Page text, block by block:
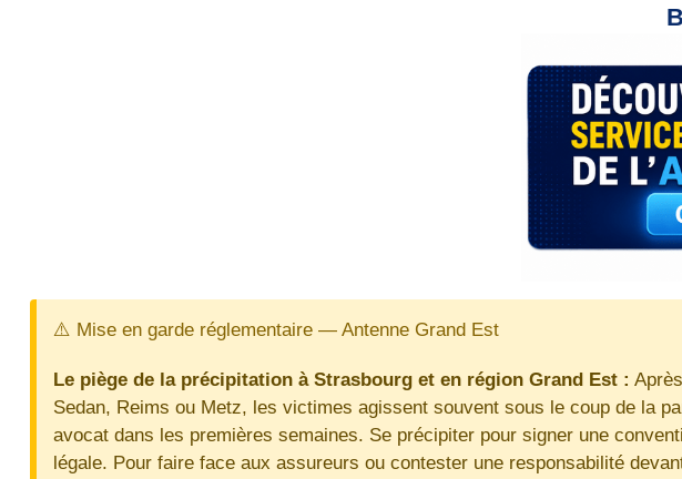
⚠️ Mise en garde réglementaire — Antenne Grand Est
Le piège de la précipitation à Strasbourg et en région Grand Est :
Sedan, Reims ou Metz, les victimes agissent souvent sous le coup de la
avocat dans les premières semaines. Se précipiter pour signer une
légale. Pour faire face aux assureurs ou contester une responsabilité